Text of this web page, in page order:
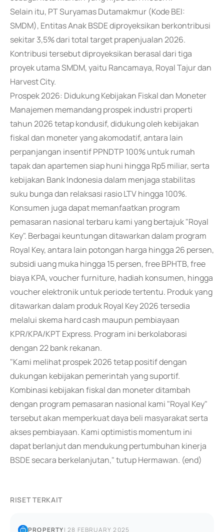
Selain itu, PT Suryamas Dutamakmur (Kode BEI:
SMDM), Entitas Anak BSDE diproyeksikan berkontribusi
sekitar 3,5% dari total target prapenjualan 2026.
Kontribusi tersebut diproyeksikan berasal dari tiga
proyek utama SMDM, yaitu Rancamaya, Royal Tajur dan
Harvest City.
Prospek 2026: Didukung Kebijakan Fiskal dan Moneter
Manajemen memandang prospek industri properti
tahun 2026 tetap kondusif, didukung oleh kebijakan
fiskal dan moneter yang akomodatif, antara lain
perpanjangan insentif PPNDTP 100% untuk rumah
tapak dan apartemen siap huni hingga Rp5 miliar, serta
kebijakan Bank Indonesia dalam menjaga stabilitas
suku bunga dan relaksasi rasio LTV hingga 100%.
Konsumen juga dapat memanfaatkan program
pemasaran nasional terbaru kami yang bertajuk "Royal
Key". Berbagai keuntungan ditawarkan dalam program
Royal Key, antara lain potongan harga hingga 26 persen,
subsidi uang muka hingga 15 persen, free BPHTB, free
biaya KPA, voucher furniture, hadiah konsumen, hingga
voucher elektronik untuk periode tertentu. Produk yang
ditawarkan dalam produk Royal Key 2026 tersedia
melalui skema hard cash maupun pembiayaan
KPR/KPA/KPT Express. Program ini berkolaborasi
dengan 22 bank rekanan.
"Kami melihat prospek 2026 tetap positif dengan
dukungan kebijakan pemerintah yang suportif.
Kombinasi kebijakan fiskal dan moneter ditambah
dengan program pemasaran nasional kami "Royal Key"
tersebut akan memperkuat daya beli masyarakat serta
akses pembiayaan. Kami optimistis momentum ini
dapat berlanjut dan mendukung pertumbuhan kinerja
BSDE secara berkelanjutan," tutup Hermawan. (end)
RISET TERKAIT
PROPERTY|28 FEBRUARY 2025